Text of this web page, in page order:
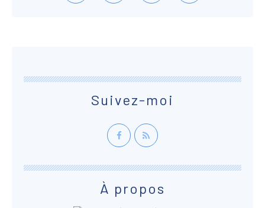
Suivez-moi
À propos